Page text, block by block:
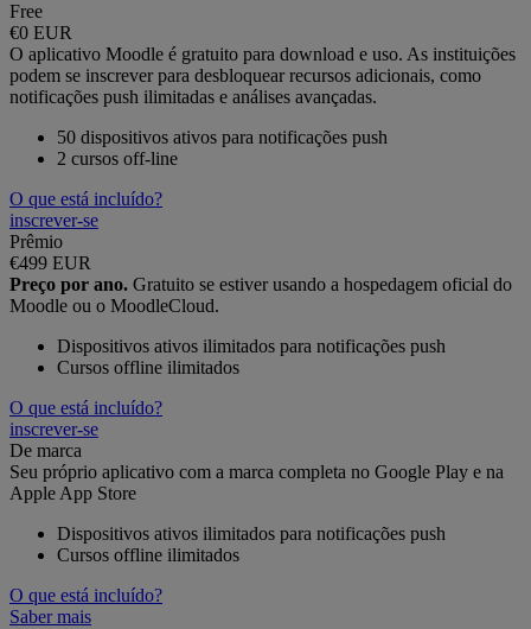
Free
€0 EUR
O aplicativo Moodle é gratuito para download e uso. As instituições
podem se inscrever para desbloquear recursos adicionais, como
notificações push ilimitadas e análises avançadas.
50 dispositivos ativos para notificações push
2 cursos off-line
O que está incluído?
inscrever-se
Prêmio
€499 EUR
Preço por ano. Gratuito se estiver usando a hospedagem oficial do
Moodle ou o MoodleCloud.
Dispositivos ativos ilimitados para notificações push
Cursos offline ilimitados
O que está incluído?
inscrever-se
De marca
Seu próprio aplicativo com a marca completa no Google Play e na
Apple App Store
Dispositivos ativos ilimitados para notificações push
Cursos offline ilimitados
O que está incluído?
Saber mais